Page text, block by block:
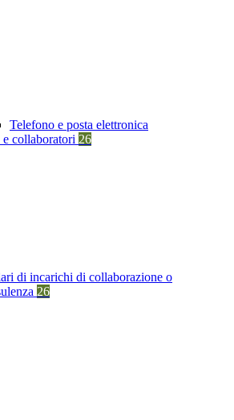
Telefono e posta elettronica
collaboratori 26
di incarichi di collaborazione o
26